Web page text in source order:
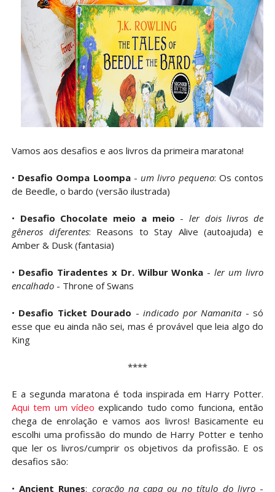
Vamos aos desafios e aos livros da primeira maratona!
• Desafio Oompa Loompa -um livro pequeno: Os contos
de Beedle, o bardo (versão ilustrada)
• Desafio Chocolate meio a meio - ler dois livros de
gêneros diferentes: Reasons to Stay Alive (autoajuda) e
Amber & Dusk (fantasia)
• Desafio Tiradentes x Dr. Wilbur Wonka -ler um livro
encalhado- Throne of Swans
• Desafio Ticket Dourado -indicado por Namanita - só
esse que eu ainda não sei, mas é provável que leia algo do
King
****
E a segunda maratona é toda inspirada em Harry Potter.
Aqui tem um vídeo explicando tudo como funciona, então
chega de enrolação e vamos aos livros! Basicamente eu
escolhi uma profissão do mundo de Harry Potter e tenho
que ler os livros/cumprir os objetivos da profissão. E os
desafios são:
• Ancient Runes: coração na capa ou no título do livro-